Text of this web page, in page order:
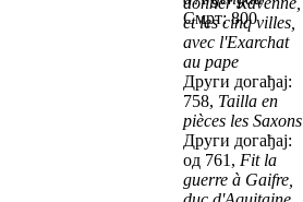
et les cinq villes,
avec l'Exarchat
au pape
Други догађај:
758, Tailla en
pièces les Saxons
Други догађај:
од 761, Fit la
guerre à Gaifre,
Смрт: 800